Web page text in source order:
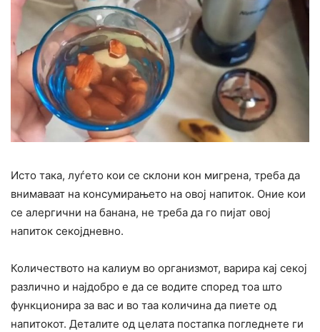
Исто така, луѓето кои се склони кон мигрена, треба да
внимаваат на консумирањето на овој напиток. Оние кои
се алергични на банана, не треба да го пијат овој
напиток секојдневно.
Количеството на калиум во организмот, варира кај секој
различно и најдобро е да се водите според тоа што
функционира за вас и во таа количина да пиете од
напитокот. Деталите од целата постапка погледнете ги